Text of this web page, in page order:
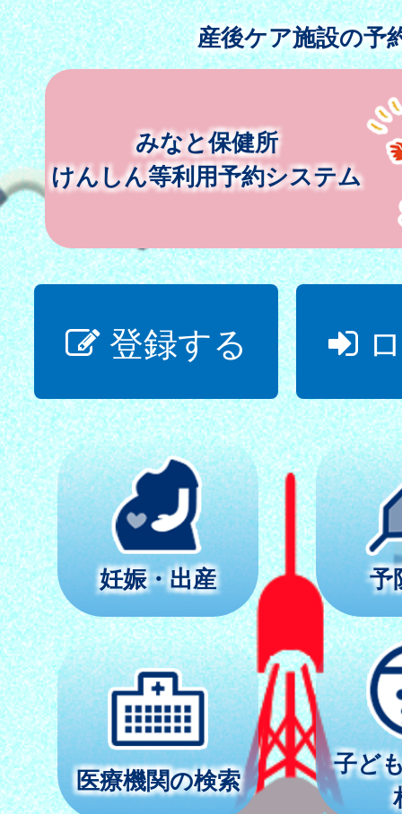
産後ケア施設の予
みなと保健所
けんしん等利用予約システム
登録する
妊娠・出産 予
医療機関の検索
子ど